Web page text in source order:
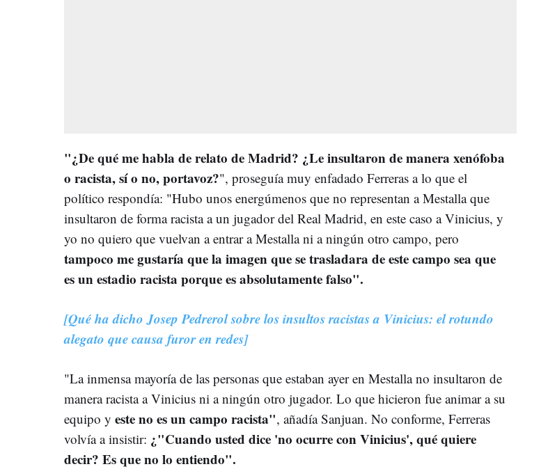
"¿De qué me habla de relato de Madrid? ¿Le insultaron de manera xenófoba
o racista, sí o no, portavoz?", proseguía muy enfadado Ferreras a lo que el
político respondía: "Hubo unos energúmenos que no representan a Mestalla que
insultaron de forma racista a un jugador del Real Madrid, en este caso a Vinicius, y
yo no quiero que vuelvan a entrar a Mestalla ni a ningún otro campo, pero
tampoco me gustaría que la imagen que se trasladara de este campo sea que
es un estadio racista porque es absolutamente falso".
[Qué ha dicho Josep Pedrerol sobre los insultos racistas a Vinicius: el rotundo
alegato que causa furor en redes]
"La inmensa mayoría de las personas que estaban ayer en Mestalla no insultaron de
manera racista a Vinicius ni a ningún otro jugador. Lo que hicieron fue animar a su
equipo y este no es un campo racista", añadía Sanjuan. No conforme, Ferreras
volvía a insistir: ¿"Cuando usted dice 'no ocurre con Vinicius', qué quiere
decir? Es que no lo entiendo".